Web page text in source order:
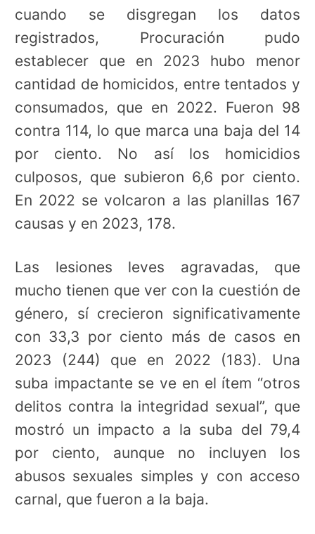
cuando se disgregan los datos
registrados, Procuración pudo
establecer que en 2023 hubo menor
cantidad de homicidos, entre tentados y
consumados, que en 2022. Fueron 98
contra 114, lo que marca una baja del 14
por ciento. No así los homicidios
culposos, que subieron 6,6 por ciento.
En 2022 se volcaron a las planillas 167
causas y en 2023, 178.
Las lesiones leves agravadas, que
mucho tienen que ver con la cuestión de
género, sí crecieron significativamente
con 33,3 por ciento más de casos en
2023 (244) que en 2022 (183). Una
suba impactante se ve en el ítem “otros
delitos contra la integridad sexual”, que
mostró un impacto a la suba del 79,4
por ciento, aunque no incluyen los
abusos sexuales simples y con acceso
carnal, que fueron a la baja.